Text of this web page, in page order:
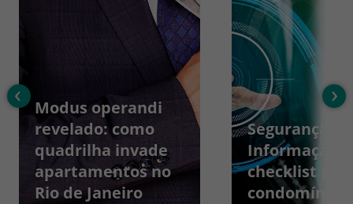
Modus operandi
revelado: como
quadrilha invade
apartamentos no
Rio de Janeiro
Segurança da
Informação:
checklist
condomínios
‹ ›